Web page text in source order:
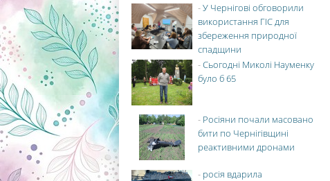
-У Чернігові обговорили
використання ГІС для
збереження природної
спадщини
-Сьогодні Миколі Науменку
було б 65
- Росіяни почали масовано
бити по Чернігівщині
реактивними дронами
- росія вдарила